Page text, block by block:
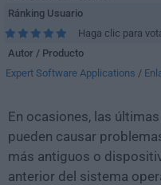
Ránking Usuario
Haga clic para
Autor / Producto
Expert Software Applications /
En ocasiones, las
pueden causar
más antiguos o
anterior del sistema